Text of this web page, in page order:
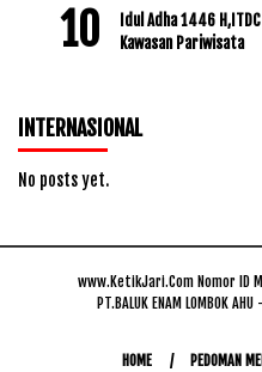
Idul Adha 1446
Kawasan Pariwisata
INTERNASIONAL
No posts yet.
www.KetikJari.Com Nomor ID
PT.BALUK ENAM LOMBOK
HOME PEDOMAN